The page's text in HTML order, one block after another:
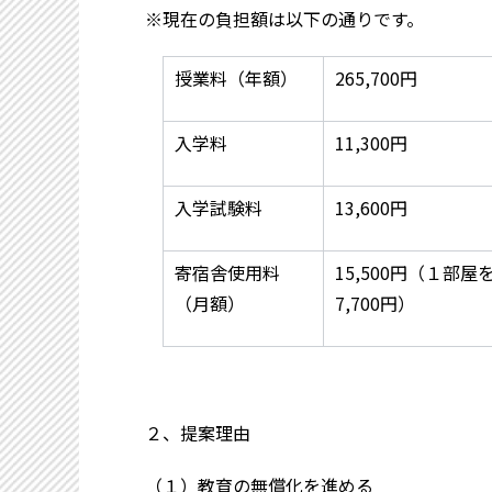
※現在の負担額は以下の通りです。
授業料（年額） 265,700円
入学料 11,300円
入学試験料 13,600円
寄宿舎使用料
（月額）
15,500円（１部屋
7,700円）
２、提案理由
（１）教育の無償化を進める